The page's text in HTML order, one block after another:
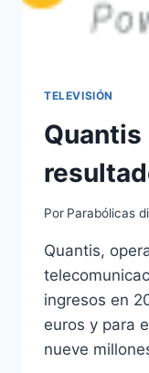
TELEVISIÓN
Quantis
Por Parabólicas
Quantis,
ingresos en
euros y para
nueve